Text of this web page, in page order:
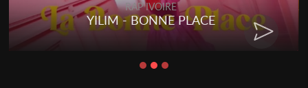
RAP IVOIRE
YILIM - BONNE PLACE